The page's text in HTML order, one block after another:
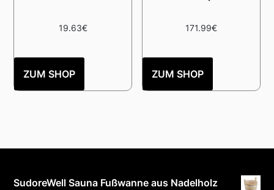
19.63€
ZUM SHOP
171.99€
ZUM SHOP
SudoreWell Sauna Fußwanne aus Nadelholz